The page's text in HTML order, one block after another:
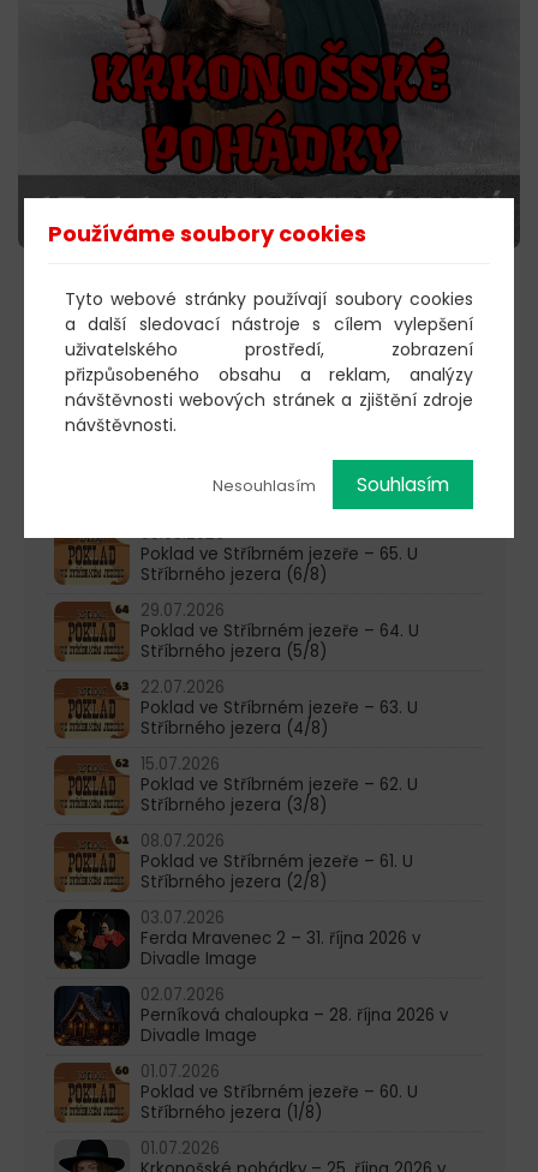
KOUPIT VSTUPENKY
603 805 271
05.08.2026
Poklad ve Stříbrném jezeře – 65. U
Stříbrného jezera (6/8)
29.07.2026
Poklad ve Stříbrném jezeře – 64. U
Stříbrného jezera (5/8)
22.07.2026
Poklad ve Stříbrném jezeře – 63. U
Stříbrného jezera (4/8)
15.07.2026
Poklad ve Stříbrném jezeře – 62. U
Stříbrného jezera (3/8)
08.07.2026
Poklad ve Stříbrném jezeře – 61. U
Stříbrného jezera (2/8)
03.07.2026
Ferda Mravenec 2 – 31. října 2026 v
Divadle Image
02.07.2026
Perníková chaloupka – 28. října 2026 v
Divadle Image
01.07.2026
Poklad ve Stříbrném jezeře – 60. U
Stříbrného jezera (1/8)
01.07.2026
Používáme soubory cookies
Tyto webové stránky používají soubory cookies
a další sledovací nástroje s cílem vylepšení
uživatelského prostředí, zobrazení
přizpůsobeného obsahu a reklam, analýzy
návštěvnosti webových stránek a zjištění zdroje
návštěvnosti.
Nesouhlasím Souhlasím